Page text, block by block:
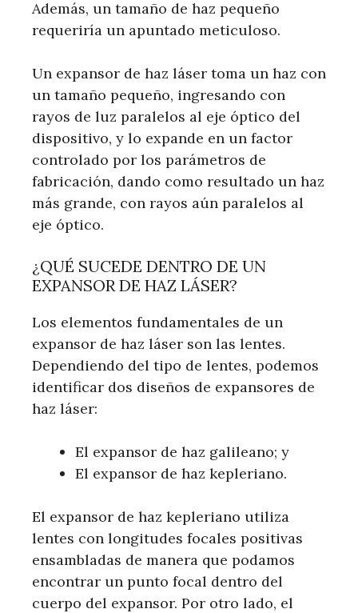
Además, un tamaño de haz pequeño
requeriría un apuntado meticuloso.
Un expansor de haz láser toma un haz con
un tamaño pequeño, ingresando con
rayos de luz paralelos al eje óptico del
dispositivo, y lo expande en un factor
controlado por los parámetros de
fabricación, dando como resultado un haz
más grande, con rayos aún paralelos al
eje óptico.
¿QUÉ SUCEDE DENTRO DE UN
EXPANSOR DE HAZ LÁSER?
Los elementos fundamentales de un
expansor de haz láser son las lentes.
Dependiendo del tipo de lentes, podemos
identificar dos diseños de expansores de
haz láser:
El expansor de haz galileano; y
El expansor de haz kepleriano.
El expansor de haz kepleriano utiliza
lentes con longitudes focales positivas
ensambladas de manera que podamos
encontrar un punto focal dentro del
cuerpo del expansor. Por otro lado, el